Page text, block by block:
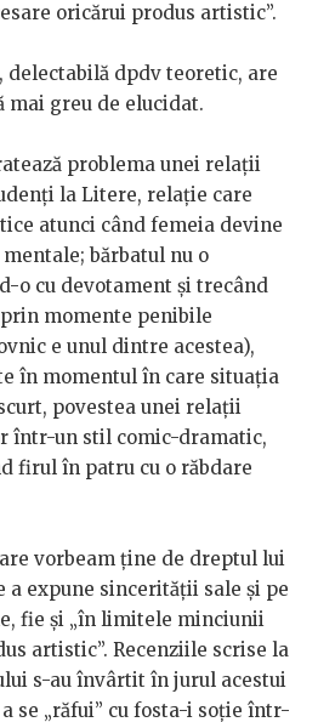
oricărui produs artistic”.
delectabilă dpdv teoretic, are
mai greu de elucidat.
problema unei relații
la Litere, relație care
atunci când femeia devine
bărbatul nu o
o cu devotament și trecând
momente penibile
e unul dintre acestea),
în momentul în care situația
povestea unei relații
într-un stil comic-dramatic,
firul în patru cu o răbdare
vorbeam ține de dreptul lui
a expune sincerității sale și pe
fie și „în limitele minciunii
artistic”. Recenziile scrise la
s-au învârtit în jurul acestui
se „răfui” cu fosta-i soție într-